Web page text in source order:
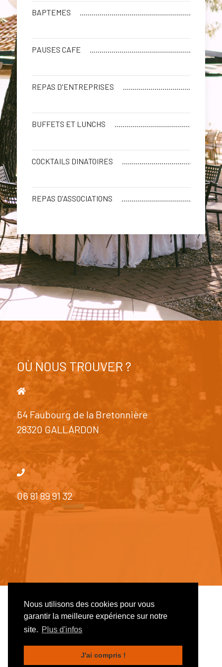
Nous utilisons des cookies pour vous
garantir la meilleure expérience sur notre
site. Plus d'infos
J'ai compris !
BAPTEMES
PAUSES CAFE
REPAS D'ENTREPRISES
BUFFETS ET LUNCHS
COCKTAILS DINATOIRES
REPAS D'ASSOCIATIONS
OÙ NOUS TROUVER ?
64 Faubourg de la Bretonnière
28320 GALLARDON
06 81 89 91 32
© 2026 Côté Réception - SiteWeb réalisé par
NouvelleVie